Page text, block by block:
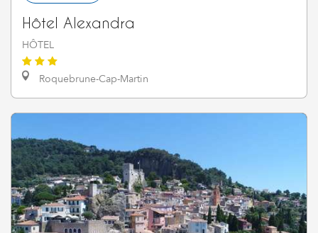
Hôtel Alexandra
HÔTEL
Roquebrune-Cap-Martin